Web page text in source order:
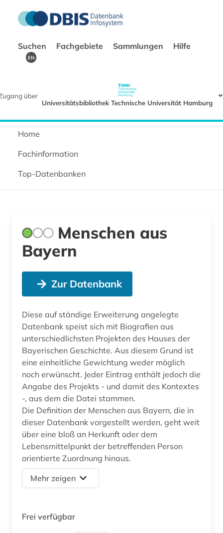
Suchen Fachgebiete Sammlungen Hilfe
EN
über
Universitätsbibliothek Technische Universität Hamburg
Home
Fachinformation
Top-Datenbanken
Menschen aus
Bayern
Zur Datenbank
Diese auf ständige Erweiterung angelegte
Datenbank speist sich mit Biografien aus
unterschiedlichsten Projekten des Hauses der
Bayerischen Geschichte. Aus diesem Grund ist
eine einheitliche Gewichtung weder möglich
noch erwünscht. Jeder Eintrag enthält jedoch die
Angabe des Projekts - und damit des Kontextes
-, aus dem die Datei stammen.
Die Definition der Menschen aus Bayern, die in
dieser Datenbank vorgestellt werden, geht weit
über eine bloß an Herkunft oder dem
Lebensmittelpunkt der betreffenden Person
orientierte Zuordnung hinaus.
Mehr zeigen
Frei verfügbar